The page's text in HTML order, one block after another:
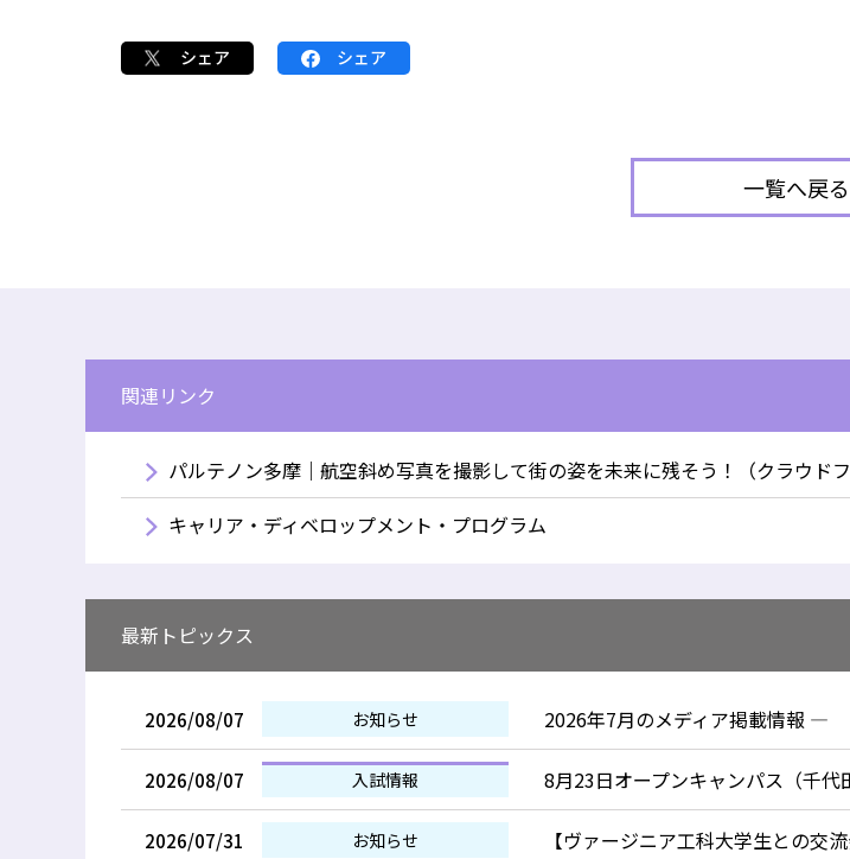
シェア シェア
一覧へ戻る
関連リンク
パルテノン多摩｜航空斜め写真を撮影して街の姿を未来に残そう！（クラウドフ
キャリア・ディベロップメント・プログラム
最新トピックス
2026/08/07 お知らせ 2026年7月のメディア掲載情報 —
2026/08/07 入試情報 8月23日オープンキャンパス（千
2026/07/31 お知らせ 【ヴァージニア工科大学生との交